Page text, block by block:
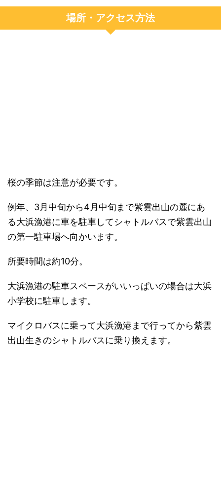
場所・アクセス方法
桜の季節は注意が必要です。
例年、3月中旬から4月中旬まで紫雲出山の麓にあ
る大浜漁港に車を駐車してシャトルバスで紫雲出山
の第一駐車場へ向かいます。
所要時間は約10分。
大浜漁港の駐車スペースがいいっぱいの場合は大浜
小学校に駐車します。
マイクロバスに乗って大浜漁港まで行ってから紫雲
出山生きのシャトルバスに乗り換えます。